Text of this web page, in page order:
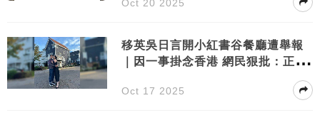
Oct 20 2025
移英吳日言開小紅書谷餐廳遭舉報
｜因一事掛念香港 網民狠批：正垃
Oct 17 2025